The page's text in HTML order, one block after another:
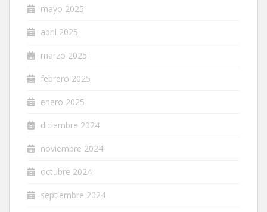
mayo 2025
abril 2025
marzo 2025
febrero 2025
enero 2025
diciembre 2024
noviembre 2024
octubre 2024
septiembre 2024